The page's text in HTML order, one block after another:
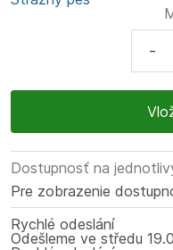
-
Dostupnosť na
Pre zobrazenie
Rychlé odeslání
Odešleme ve středu